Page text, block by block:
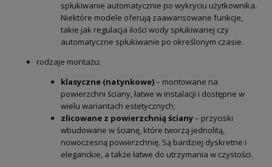
spłukiwanie automatycznie po wykryciu użytkownika.
Niektóre modele oferują zaawansowane funkcje,
takie jak regulacja ilości wody spłukiwanej czy
automatyczne spłukiwanie po określonym czasie.
rodzaje montażu:
klasyczne (natynkowe)– montowane na
powierzchni ściany, łatwe w instalacji i dostępne w
wielu wariantach estetycznych;
zlicowane z powierzchnią ściany– przyciski
wbudowane w ścianę, które tworzą jednolitą,
nowoczesną powierzchnię. Są bardziej dyskretne i
eleganckie, a także łatwe do utrzymania w czystości.